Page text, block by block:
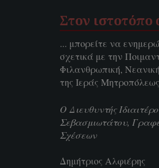
Στον ιστοτόπο
... μπορείτε να
σχετικά με την
Φιλανθρωπική,
της Ιεράς
Ο Διευθυντής
Σεβασμιωτάτου,
Σχέσεων
Δημήτριος Αλφιέρης